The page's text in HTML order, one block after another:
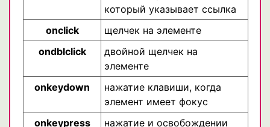
который указывает ссылка
onclick
щелчек на элементе
ondblclick
двойной щелчек на
элементе
onkeydown
нажатие клавиши, когда
элемент имеет фокус
onkeypress
нажатие и освобождении